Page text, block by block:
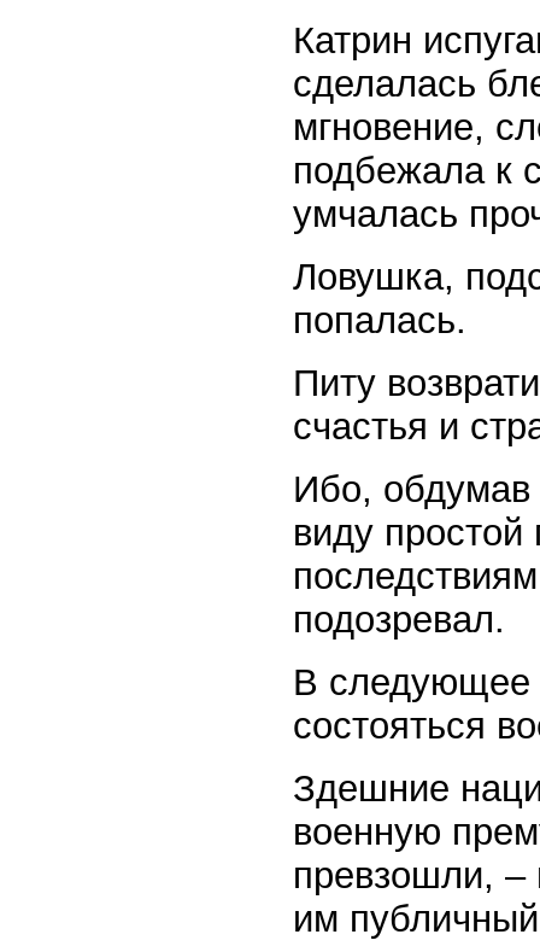
Катрин
сделалась
мгновение,
подбежала к
умчалась
Ловушка,
попалась.
Питу
счастья и
Ибо, обдумав
виду
подозревал.
В следующее
состояться
Здешние
военную
превзошли, –
им